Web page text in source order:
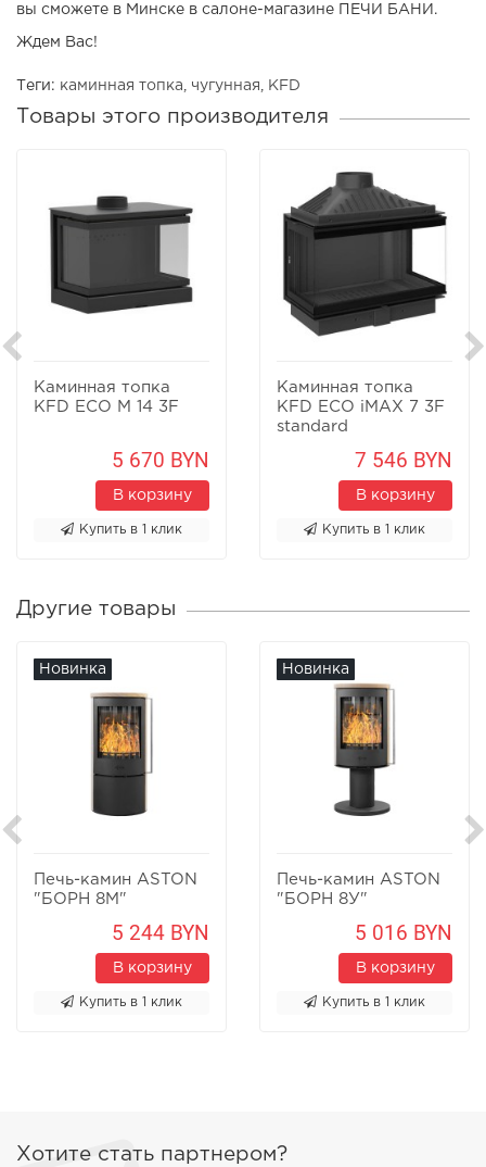
вы сможете в Минске в салоне-магазине ПЕЧИ БАНИ.
Ждем Вас!
Теги: каминная топка чугунная KFD
Товары этого производителя
Каминная топка
KFD ECO M 14 3F
5 670 BYN
В корзину
Купить в 1 клик
Каминная топка
KFD ECO iMAX 7 3F
standard
7 546 BYN
В корзину
Купить в 1 клик
Другие товары
Новинка
Печь-камин ASTON
"БОРН 8М"
5 244 BYN
В корзину
Купить в 1 клик
Новинка
Печь-камин ASTON
"БОРН 8У"
5 016 BYN
В корзину
Купить в 1 клик
Хотите стать партнером?